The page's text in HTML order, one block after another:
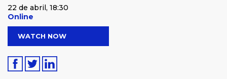
22 de abril, 18:30
Online
WATCH NOW